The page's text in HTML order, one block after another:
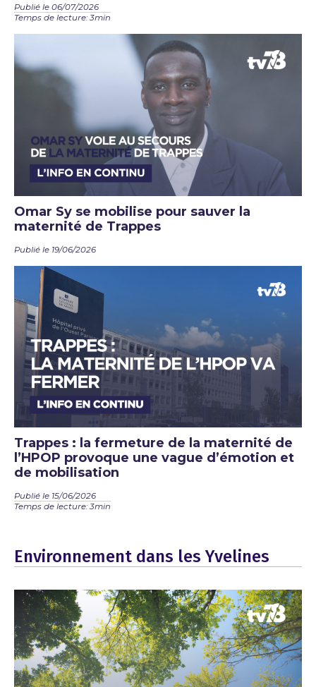
Publié le 06/07/2026
Temps de lecture: 3min
Omar Sy se mobilise pour sauver la
maternité de Trappes
Publié le 19/06/2026
Trappes : la fermeture de la maternité de
l’HPOP provoque une vague d’émotion et
de mobilisation
Publié le 15/06/2026
Temps de lecture: 3min
Environnement dans les Yvelines